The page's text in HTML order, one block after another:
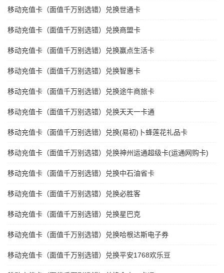
移动充值卡（面值千万别选错）兑换世通卡
移动充值卡（面值千万别选错）兑换商盟卡
移动充值卡（面值千万别选错）兑换赢点生活卡
移动充值卡（面值千万别选错）兑换智惠卡
移动充值卡（面值千万别选错）兑换途牛商旅卡
移动充值卡（面值千万别选错）兑换天天一卡通
移动充值卡（面值千万别选错）兑换(易初)卜蜂莲花礼品卡
移动充值卡（面值千万别选错）兑换神州运通超级卡(运通网购卡)
移动充值卡（面值千万别选错）兑换中石油省卡
移动充值卡（面值千万别选错）兑换必胜客
移动充值卡（面值千万别选错）兑换星巴克
移动充值卡（面值千万别选错）兑换哈根达斯电子券
移动充值卡（面值千万别选错）兑换平安1768欢乐豆